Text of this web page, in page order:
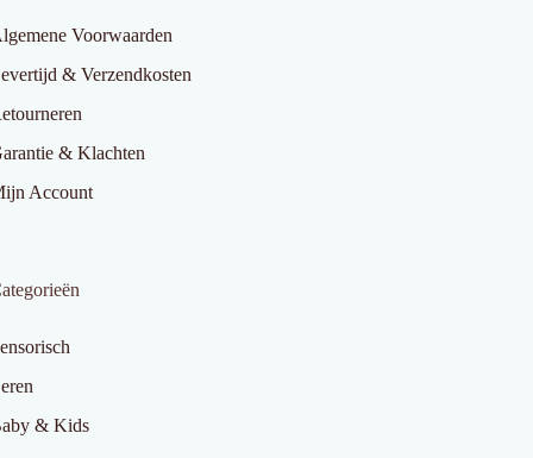
Voorwaarden
& Verzendkosten
& Klachten
Account
& Kids